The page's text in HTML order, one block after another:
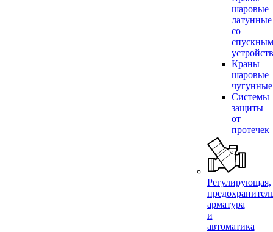
шаровые
латунные
со
спускным
Краны
шаровые
чугунные
Системы
защиты
от
протечек
Регулирующая,
арматура
и
автоматика